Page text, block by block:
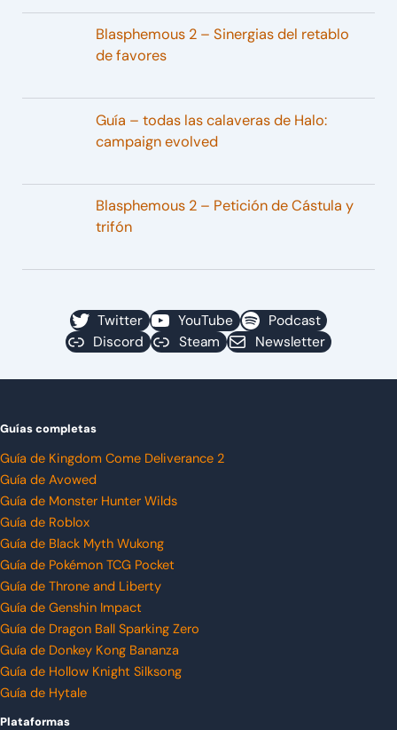
Blasphemous 2 – Sinergias del retablo
de favores
Guía – todas las calaveras de Halo:
campaign evolved
Blasphemous 2 – Petición de Cástula y
trifón
Twitter YouTube
Podcast
Discord
Steam Newsletter
Guías completas
Guía de Kingdom Come Deliverance 2
Guía de Avowed
Guía de Monster Hunter Wilds
Guía de Roblox
Guía de Black Myth Wukong
Guía de Pokémon TCG Pocket
Guía de Throne and Liberty
Guía de Genshin Impact
Guía de Dragon Ball Sparking Zero
Guía de Donkey Kong Bananza
Guía de Hollow Knight Silksong
Guía de Hytale
Plataformas